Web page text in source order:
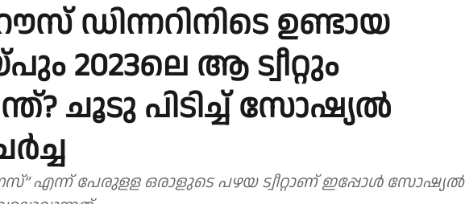
ഡിന്നറിനിടെ ഉണ്ടായ
2023ലെ ആ ട്വീറ്റും
ചൂടു പിടിച്ച് സോഷ്യൽ
എന്ന് പേരുളള ഒരാളുടെ പഴയ ട്വീറ്റാണ് ഇപ്പോൾ സോഷ്യൽ